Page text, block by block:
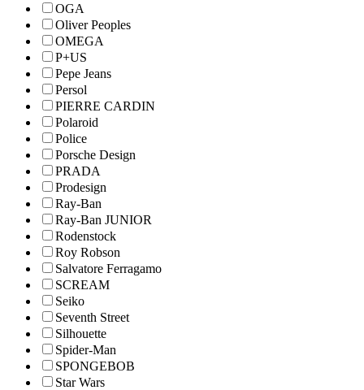
OGA
Oliver Peoples
OMEGA
P+US
Pepe Jeans
Persol
PIERRE CARDIN
Polaroid
Police
Porsche Design
PRADA
Prodesign
Ray-Ban
Ray-Ban JUNIOR
Rodenstock
Roy Robson
Salvatore Ferragamo
SCREAM
Seiko
Seventh Street
Silhouette
Spider-Man
SPONGEBOB
Star Wars